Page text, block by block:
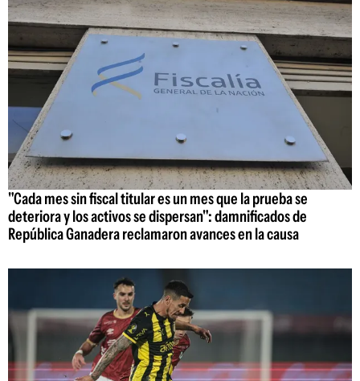
"Cada mes sin fiscal titular es un mes que la prueba se
deteriora y los activos se dispersan": damnificados de
República Ganadera reclamaron avances en la causa